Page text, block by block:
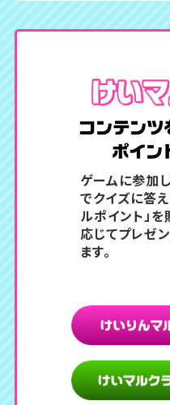
ゲームに参加
でクイズに答え
ルポイント」
応じてプレゼ
ます。